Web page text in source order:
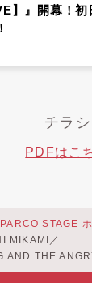
】』開幕！初
チラシ
PDFはこ
PARCO STAGE
MIKAMI／
AND THE